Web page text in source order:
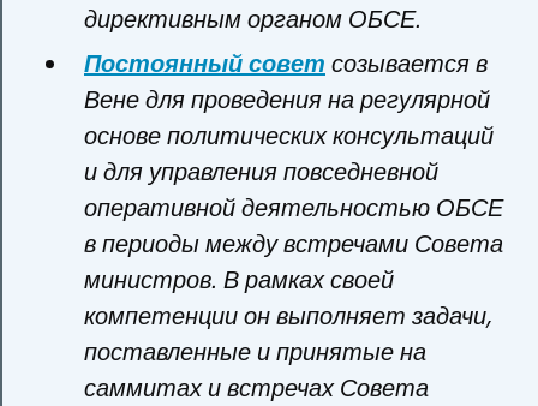
директивным органом ОБСЕ.
Постоянный совет созывается в
Вене для проведения на регулярной
основе политических консультаций
и для управления повседневной
оперативной деятельностью ОБСЕ
в периоды между встречами Совета
министров. В рамках своей
компетенции он выполняет задачи,
поставленные и принятые на
саммитах и встречах Совета